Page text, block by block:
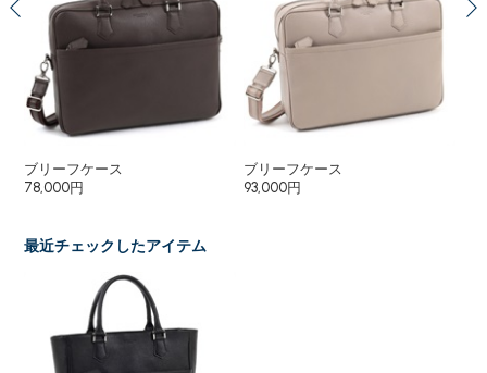
ブリーフケース
78,000円
ブリーフケース
93,000円
最近チェックしたアイテム